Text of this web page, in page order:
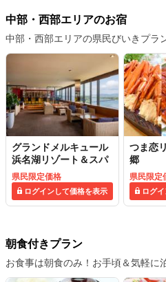
中部・西部エリアのお宿
中部・西部エリアの県民びいきプラ
グランドメルキュール
浜名湖リゾート＆スパ
県民限定価格
ログインして価格を表示
つま恋
郷
県民限定
ログ
朝食付きプラン
お食事は朝食のみ！お手頃＆気軽に